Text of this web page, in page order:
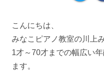
こんにちは、
みなこピアノ教室の川上
1才～70才までの幅広い
ます。